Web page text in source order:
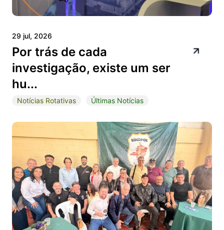
29 jul, 2026
Por trás de cada
investigação, existe um ser
hu...
Notícias Rotativas Últimas Notícias